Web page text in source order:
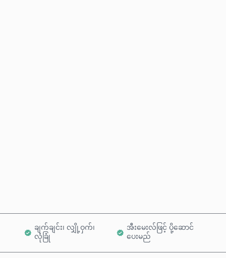
ချက်ချင်း၊ လျှို့ဝှက်၊
လုံခြုံ
အီးမေးလ်ဖြင့် ပို့ဆောင်
ပေးမည်